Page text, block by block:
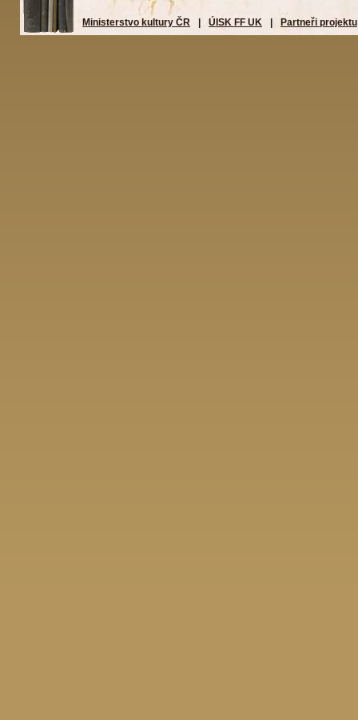
Ministerstvo kultury ČR ÚISK FF UK Partneři projektu